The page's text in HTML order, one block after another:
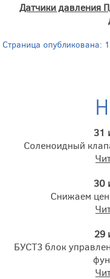
Датчики давления
Страница опубликована:
31
Соленоидный
30
Снижаем
29
БУСТ3 блок